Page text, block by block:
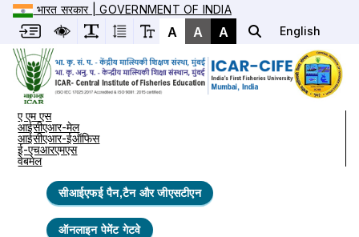
भारत सरकार | GOVERNMENT OF INDIA
A A A English
ए एम एस
आईसीएआर-मेल
आईसीएआर-ईऑफिस
ई-एचआरएमएस
वेबमेल
सीआईएफई पैन,टैन और जीएसटीएन
ऑनलाइन पेमेंट गेटवे